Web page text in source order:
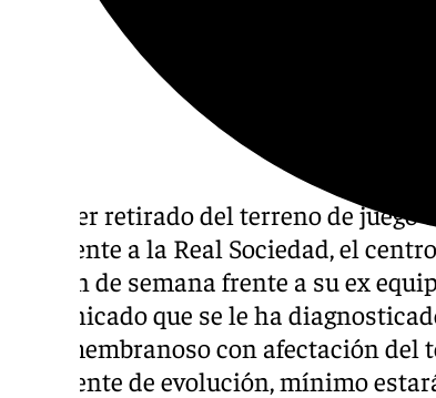
Tras ser retirado del terreno de
Rey frente a la Real Sociedad, el
este fin de semana frente a su ex
comunicado que se le ha
semimembranoso con afectación
Pendiente de evolución, mínimo